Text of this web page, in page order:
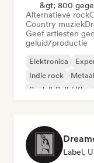
&gt; 800
Alternatieve rock
Country muziek
Geef artiesten
geluid/productie
Elektronica
Indie rock
Rock & Roll /
Label,